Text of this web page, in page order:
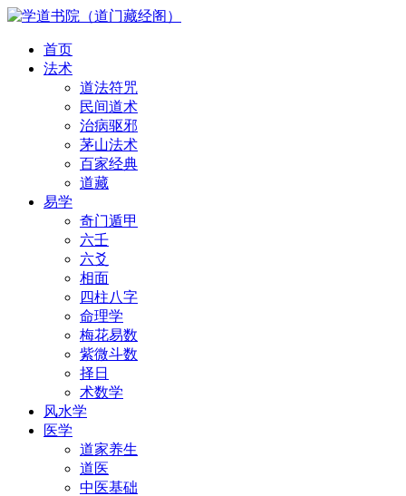
首页
法术
道法符咒
民间道术
治病驱邪
茅山法术
百家经典
道藏
易学
奇门遁甲
六壬
六爻
相面
四柱八字
命理学
梅花易数
紫微斗数
择日
术数学
风水学
医学
道家养生
道医
中医基础